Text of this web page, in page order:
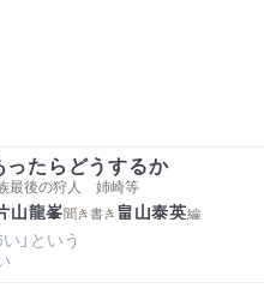
ったらどうするか
最後の狩人 姉崎等
山龍峯聞き書き畠山泰英編
」という